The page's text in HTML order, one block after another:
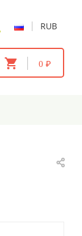
| RUB
0 ₽